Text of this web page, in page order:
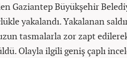
Gaziantep Büyükşehir
yakalandı. Yakalanan
tasmalarla zor zapt
Olayla ilgili geniş çaplı